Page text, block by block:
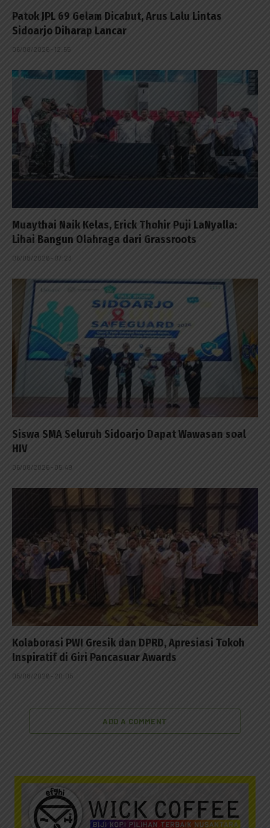
Patok JPL 69 Gelam Dicabut, Arus Lalu Lintas
Sidoarjo Diharap Lancar
06/08/2026 - 12:55
Muaythai Naik Kelas, Erick Thohir Puji LaNyalla:
Lihai Bangun Olahraga dari Grassroots
06/08/2026 - 07:23
Siswa SMA Seluruh Sidoarjo Dapat Wawasan soal
HIV
06/08/2026 - 05:49
Kolaborasi PWI Gresik dan DPRD, Apresiasi Tokoh
Inspiratif di Giri Pancasuar Awards
05/08/2026 - 20:05
ADD A COMMENT